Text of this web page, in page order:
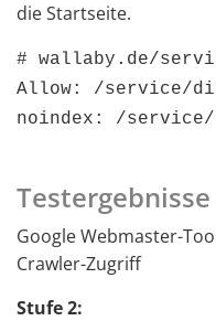
die Startseite.
# wallaby.de/
Allow: /service/
noindex: /
Testergebnisse
Google Webmaster-
Crawler-Zugriff
Stufe 2: